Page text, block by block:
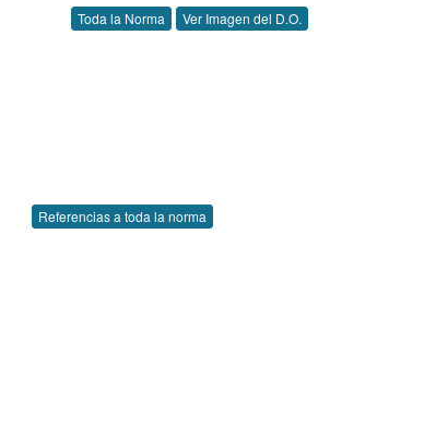
Toda la Norma Ver Imagen del D.O.
Referencias a toda la norma